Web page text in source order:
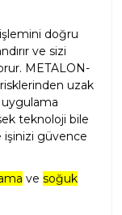
işlemini doğru
ve sizi
METALON-
uzak
teknoloji bile
güvence
ve soğuk